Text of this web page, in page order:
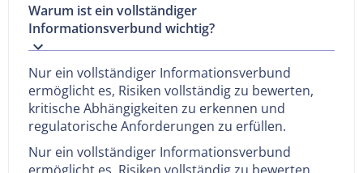
Warum ist ein vollständiger
Informationsverbund wichtig?
Nur ein vollständiger Informationsverbund
ermöglicht es, Risiken vollständig zu bewerten,
kritische Abhängigkeiten zu erkennen und
regulatorische Anforderungen zu erfüllen.
Nur ein vollständiger Informationsverbund
ermöglicht es, Risiken vollständig zu bewerten,